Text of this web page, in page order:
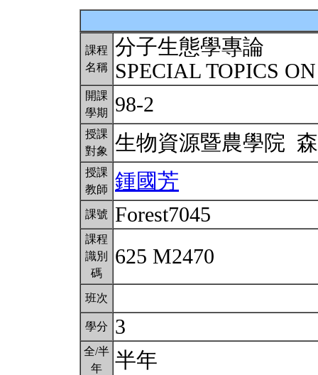
課程
名稱
分子生態學專論
SPECIAL TOPICS
開課
學期
98-2
授課
對象
生物資源暨農學院
授課
教師
鍾國芳
課號 Forest7045
課程
識別
碼
625 M2470
班次
學分 3
全/半
年
半年